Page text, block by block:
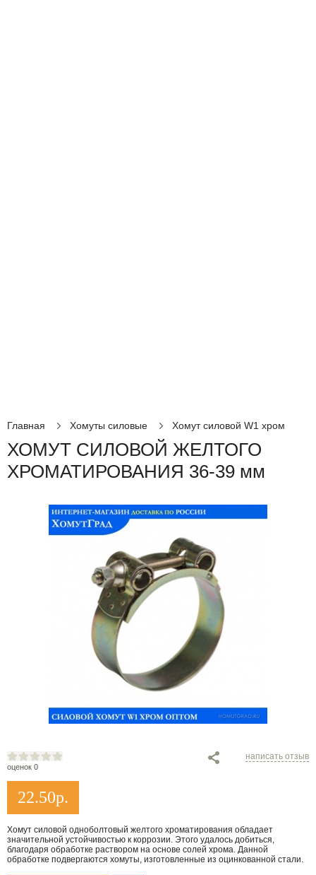
Главная Хомуты силовые Хомут силовой W1 хром
ХОМУТ СИЛОВОЙ ЖЕЛТОГО
ХРОМАТИРОВАНИЯ 36-39 мм
оценок 0
написать отзыв
22.50р.
Хомут силовой одноболтовый желтого хроматирования обладает
значительной устойчивостью к коррозии. Этого удалось добиться,
благодаря обработке раствором на основе солей хрома. Данной
обработке подвергаются хомуты, изготовленные из оцинкованной стали.